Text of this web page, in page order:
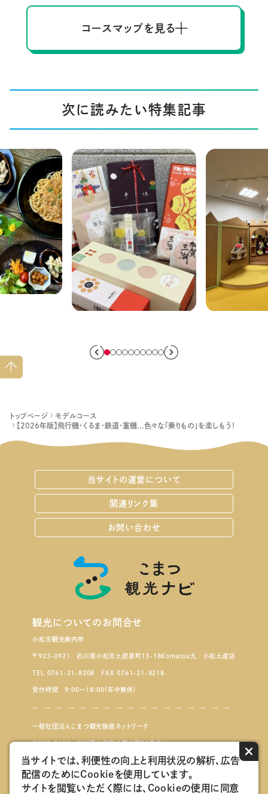
トップページ
モデルコース
【2026年版】飛行機・くるま・鉄道・重機...色々な「乗りもの」を楽しもう！
コースマップを見る
次に読みたい特集記事
カフェラン
小松駅で買って帰ろう！
小松のおすすめお菓子
土産9選
子どもの
室内からア
で幅広くご
ペー
ジト
ップ
当サイトの運営について
関連リンク集
お問い合わせ
観光についてのお問合せ
小松市観光案内所
〒923-0921 石川県小松市土居原町13-18Komatsu九 小松土産店
TEL 0761-21-8208 FAX 0761-21-8218
受付時間 9:00～18:00（年中無休）
一般社団法人こまつ観光物産ネットワーク
〒923-8650 石川県小松市小馬出町91番地
こまつもんマルシェ
当サイトでは、利便性の向上と利用状況の解析、広告
配信のためにCookieを使用しています。
サイトを閲覧いただく際には、Cookieの使用に同意
×